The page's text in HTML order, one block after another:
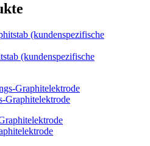
(kundenspezifische
Graphitelektrode